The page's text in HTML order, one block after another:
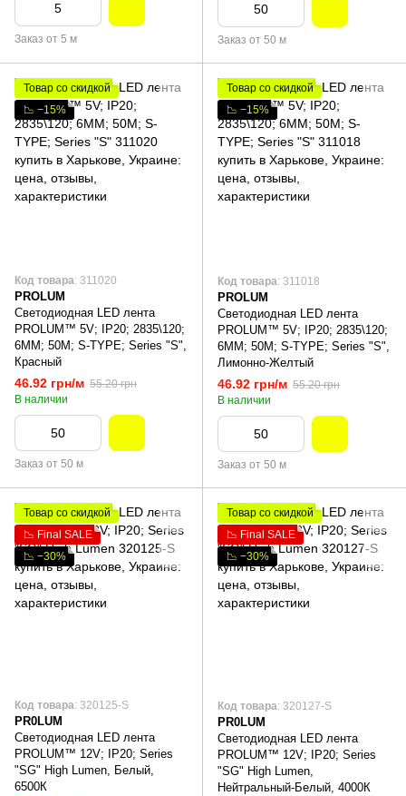
Заказ от 5 м Заказ от 50 м
Товар со скидкой
📉 −15%
Код товара: 311020
PROLUM
Светодиодная LED лента
PROLUM™ 5V; IP20; 2835\120;
6ММ; 50M; S-TYPE; Series "S",
Красный
46.92 грн/м 55.20 грн
В наличии
Заказ от 50 м
Товар со скидкой
📉 −15%
Код товара: 311018
PROLUM
Светодиодная LED лента
PROLUM™ 5V; IP20; 2835\120;
6ММ; 50M; S-TYPE; Series "S",
Лимонно-Желтый
46.92 грн/м 55.20 грн
В наличии
Заказ от 50 м
Товар со скидкой
📉 Final SALE
📉 −30%
Код товара: 320125-S
PR0LUM
Светодиодная LED лента
PROLUM™ 12V; IP20; Series
"SG" High Lumen, Белый,
6500К
Товар со скидкой
📉 Final SALE
📉 −30%
Код товара: 320127-S
PR0LUM
Светодиодная LED лента
PROLUM™ 12V; IP20; Series
"SG" High Lumen,
Нейтральный-Белый, 4000К